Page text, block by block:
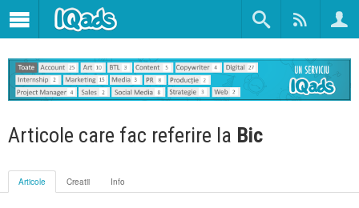
Articole care fac referire la Bic
Articole Creatii Info